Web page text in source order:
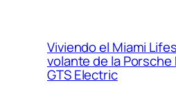
Viviendo el Miami
volante de la Porsche
GTS Electric